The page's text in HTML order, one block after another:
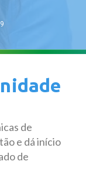
de
e dá início
de